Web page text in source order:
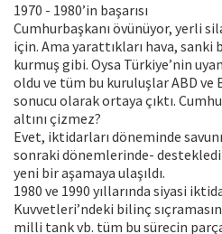
1970 - 1980’in başarısı
Cumhurbaşkanı övünüyor, yerli
için. Ama yarattıkları hava, sanki
kurmuş gibi. Oysa Türkiye’nin
oldu ve tüm bu kuruluşlar ABD ve
sonucu olarak ortaya çıktı.
altını çizmez?
Evet, iktidarları döneminde
sonraki dönemlerinde-
yeni bir aşamaya ulaşıldı.
1980 ve 1990 yıllarında siyasi
Kuvvetleri’ndeki bilinç
milli tank vb. tüm bu sürecin